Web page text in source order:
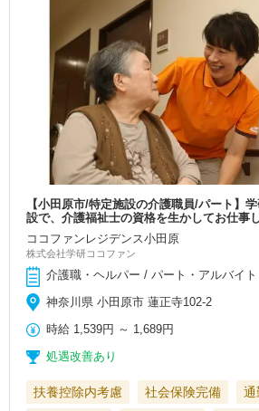
【小田原市/特定施設の介護職員/パート】
設で、介護福祉士の資格を生かしてお仕事
ココファンレジデンス小田原
株式会社学研ココファン
介護職・ヘルパー / パート・アルバイト
神奈川県 小田原市 蓮正寺102-2
時給 1,539円 ～ 1,689円
処遇改善あり
扶養控除内考慮 社会保険完備 通